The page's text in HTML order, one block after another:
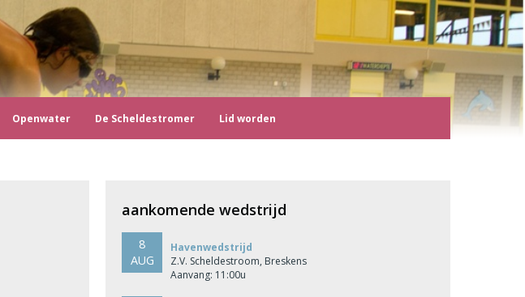
Openwater De Scheldestromer Lid worden
aankomende wedstrijd
8
AUG
Havenwedstrijd
Z.V. Scheldestroom, Breskens
Aanvang: 11:00u